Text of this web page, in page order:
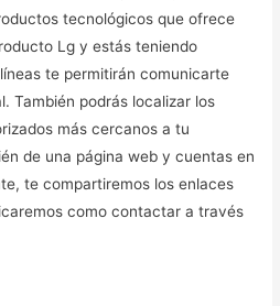
tecnológicos que ofrece
Lg y estás teniendo
te permitirán comunicarte
También podrás localizar los
más cercanos a tu
de una página web y cuentas en
te compartiremos los enlaces
como contactar a través